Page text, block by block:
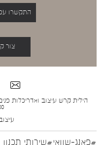
התקשרו עכשיו 052-
צור
#פאנג-שוואי#שירותי תכנון